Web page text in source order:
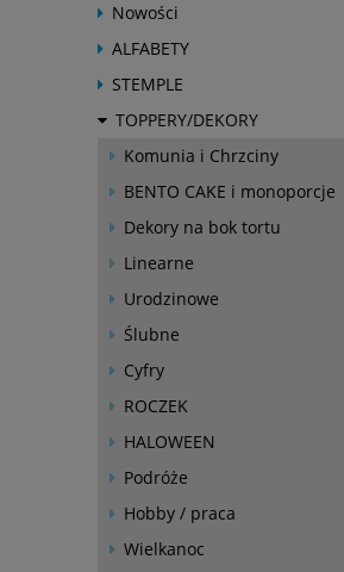
Nowości
ALFABETY
STEMPLE
TOPPERY/DEKORY
Komunia i Chrzciny
BENTO CAKE i monoporcje
Dekory na bok tortu
Linearne
Urodzinowe
Ślubne
Cyfry
ROCZEK
HALOWEEN
Podróże
Hobby / praca
Wielkanoc